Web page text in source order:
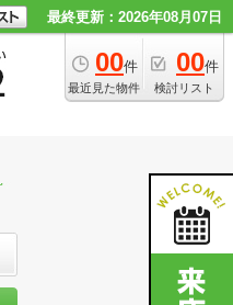
最終更新：2026年08月07日
00件
最近見た物件
00件
検討リスト